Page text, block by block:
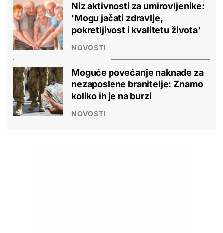
Niz aktivnosti za umirovljenike:
'Mogu jačati zdravlje,
pokretljivost i kvalitetu života'
NOVOSTI
Moguće povećanje naknade za
nezaposlene branitelje: Znamo
koliko ih je na burzi
NOVOSTI